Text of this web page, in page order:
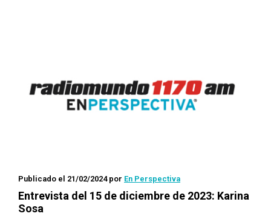
Publicado el 21/02/2024por En Perspectiva
Entrevista del 15 de diciembre de 2023: Karina
Sosa